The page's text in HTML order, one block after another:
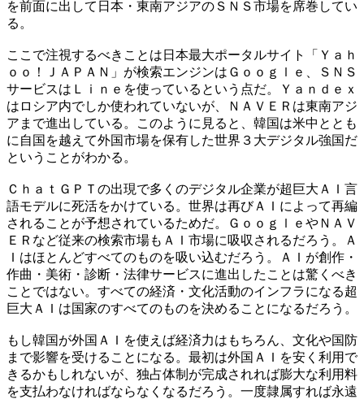
を前面に出して日本・東南アジアのＳＮＳ市場を席巻してい
る。
ここで注視するべきことは日本最大ポータルサイト「Ｙａｈ
ｏｏ！ＪＡＰＡＮ」が検索エンジンはＧｏｏｇｌｅ、ＳＮＳ
サービスはＬｉｎｅを使っているという点だ。Ｙａｎｄｅｘ
はロシア内でしか使われていないが、ＮＡＶＥＲは東南アジ
アまで進出している。このように見ると、韓国は米中ととも
に自国を越えて外国市場を保有した世界３大デジタル強国だ
ということがわかる。
ＣｈａｔＧＰＴの出現で多くのデジタル企業が超巨大ＡＩ言
語モデルに死活をかけている。世界は再びＡＩによって再編
されることが予想されているためだ。ＧｏｏｇｌｅやＮＡＶ
ＥＲなど従来の検索市場もＡＩ市場に吸収されるだろう。Ａ
Ｉはほとんどすべてのものを吸い込むだろう。ＡＩが創作・
作曲・美術・診断・法律サービスに進出したことは驚くべき
ことではない。すべての経済・文化活動のインフラになる超
巨大ＡＩは国家のすべてのものを決めることになるだろう。
もし韓国が外国ＡＩを使えば経済力はもちろん、文化や国防
まで影響を受けることになる。最初は外国ＡＩを安く利用で
きるかもしれないが、独占体制が完成されれば膨大な利用料
を支払わなければならなくなるだろう。一度隷属すれば永遠